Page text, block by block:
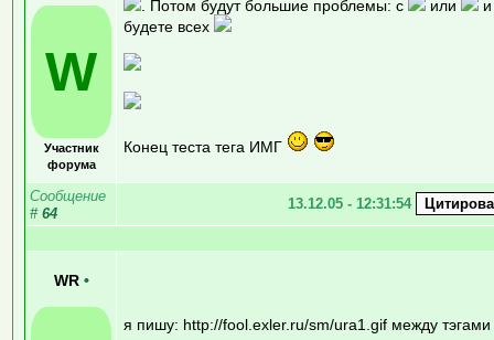
W
Участник
форума
. Потом будут большие проблемы: с
или
и
будете всех
Конец теста тега ИМГ
Сообщение
# 64
13.12.05 - 12:31:54
WR •
я пишу: http://fool.exler.ru/sm/ura1.gif между тэгами